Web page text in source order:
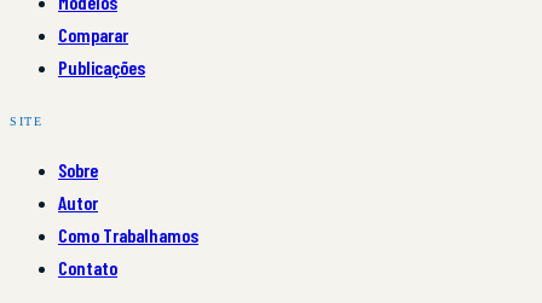
Comparar
Publicações
SITE
Sobre
Autor
Como Trabalhamos
Contato